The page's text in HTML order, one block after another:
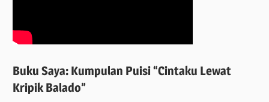
Buku Saya: Kumpulan Puisi “Cintaku Lewat
Kripik Balado”